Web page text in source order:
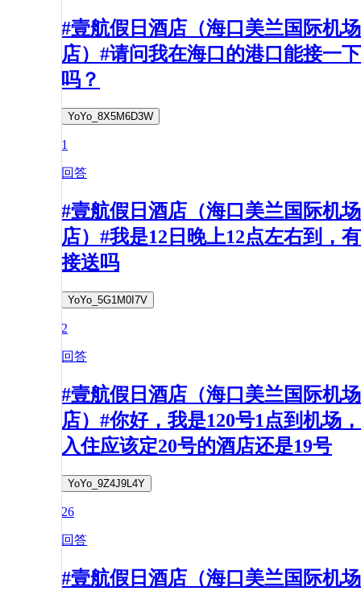
#壹航假日酒店（海口美兰国际机场
店）#请问我在海口的港口能接一下
吗？
YoYo_8X5M6D3W
1
回答
#壹航假日酒店（海口美兰国际机场
店）#我是12日晚上12点左右到，有
接送吗
YoYo_5G1M0I7V
2
回答
#壹航假日酒店（海口美兰国际机场
店）#你好，我是120号1点到机场，
入住应该定20号的酒店还是19号
YoYo_9Z4J9L4Y
26
回答
#壹航假日酒店（海口美兰国际机场